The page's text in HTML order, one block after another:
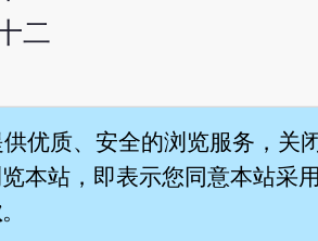
二
四
五
优质、安全的浏览服务，关
本站，即表示您同意本站采
。